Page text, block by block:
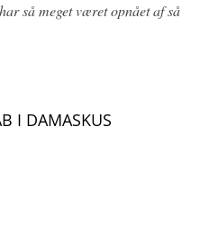
så meget været opnået af så
I DAMASKUS